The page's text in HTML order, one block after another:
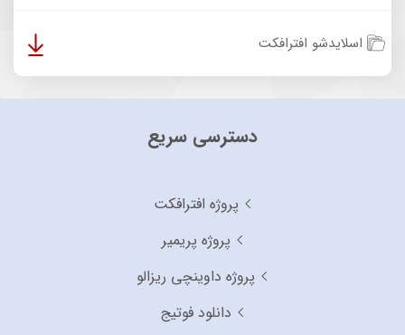
اسلایدشو افترافکت
دسترسی سریع
پروژه افترافکت
پروژه پریمیر
پروژه داوینچی ریزالو
دانلود فوتیج